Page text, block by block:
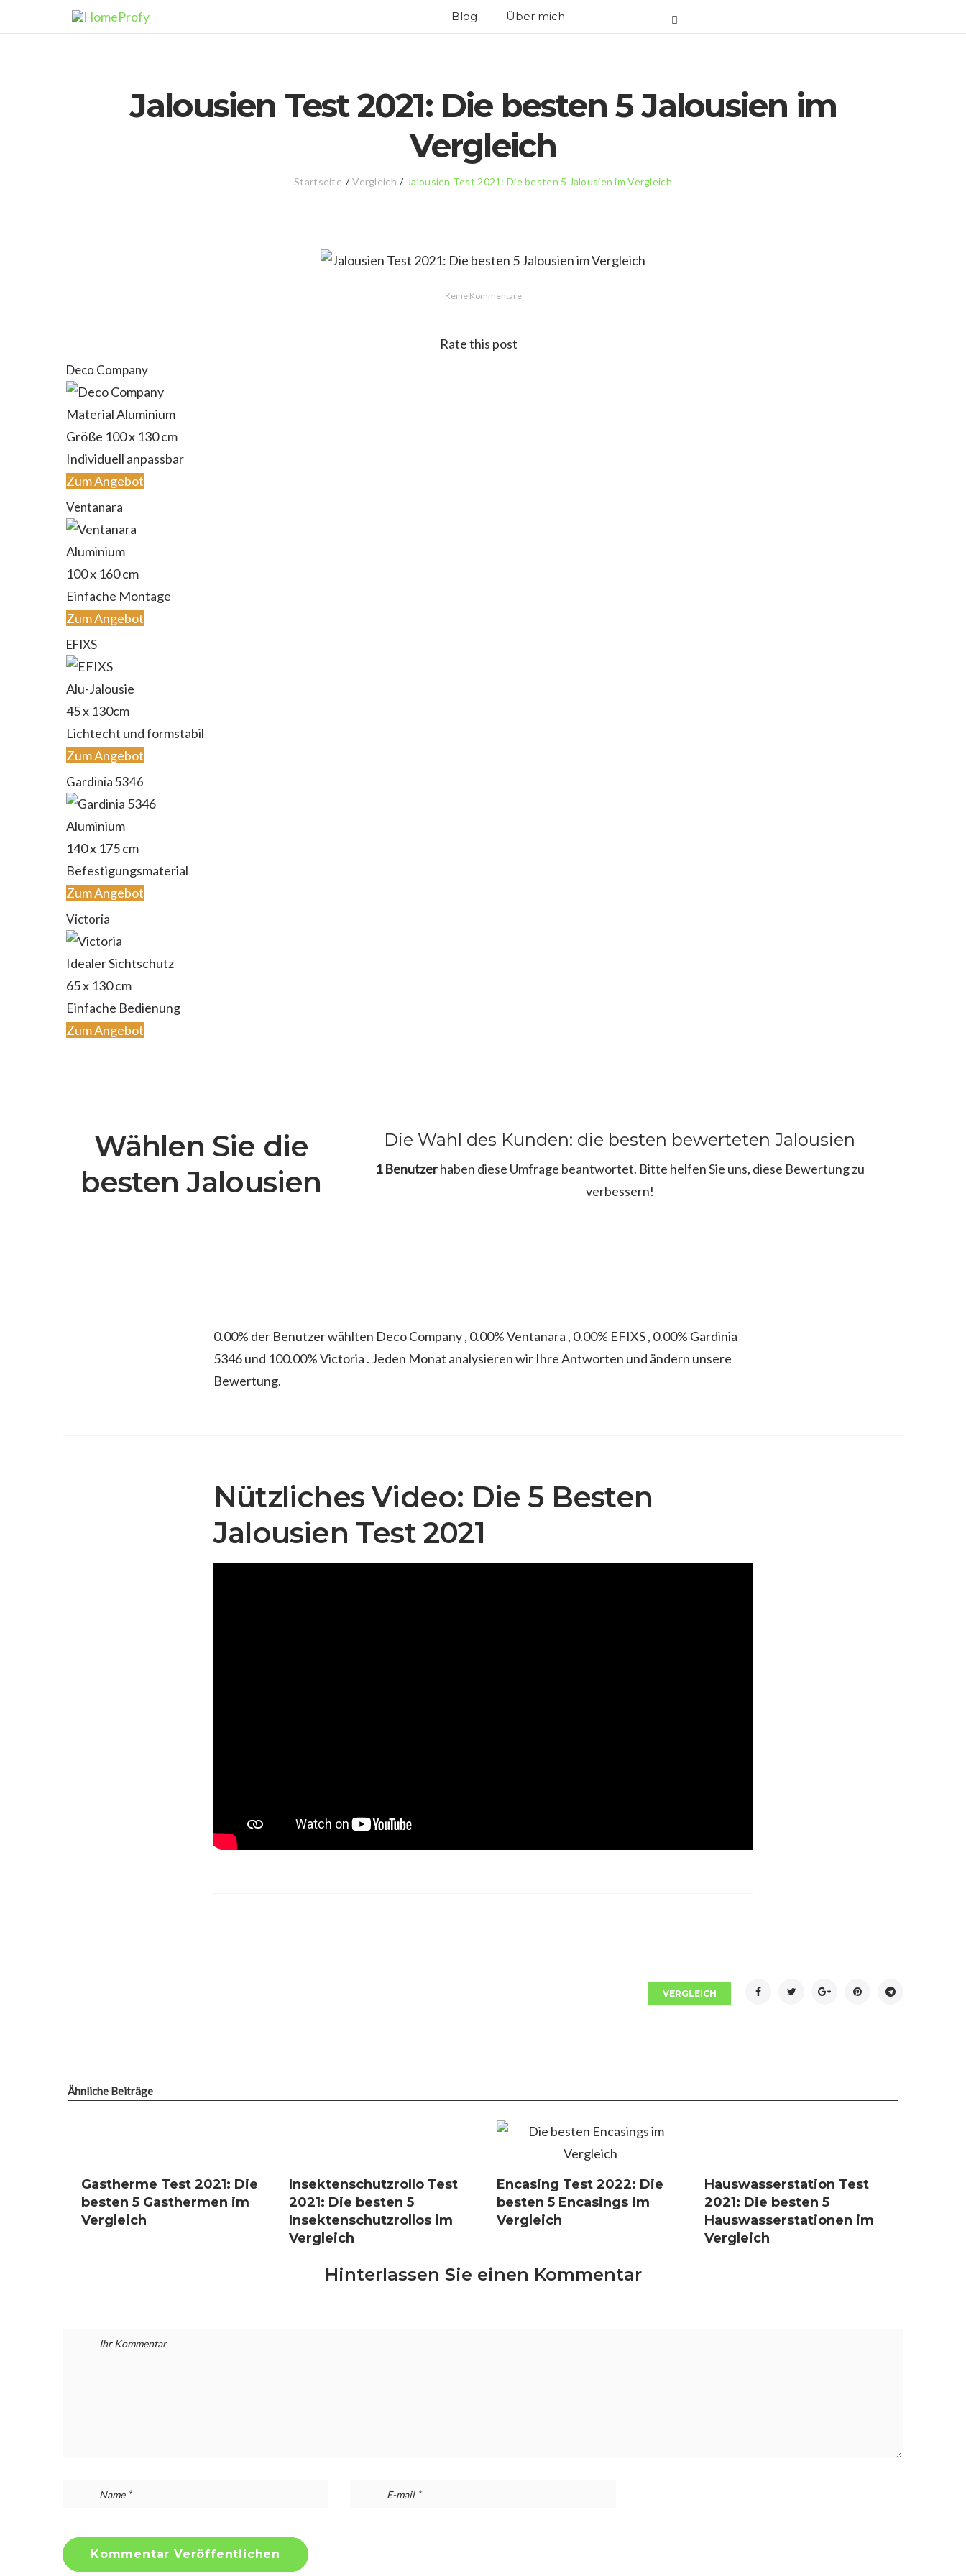
to
Blog Über mich
Jalousien Test 2021: Die besten 5 Jalousien im
Vergleich
Startseite / Vergleich / Jalousien Test 2021: Die besten 5 Jalousien im Vergleich
Keine Kommentare
Rate this post
Deco Company
Material Aluminium
Größe 100 x 130 cm
Individuell anpassbar
Zum Angebot
Ventanara
Aluminium
‎100 x 160 cm
Einfache Montage
Zum Angebot
EFIXS
Alu-Jalousie
45 x 130cm
Lichtecht und formstabil
Zum Angebot
Gardinia 5346
Aluminium
140 x 175 cm
Befestigungsmaterial
Zum Angebot
Victoria
Idealer Sichtschutz
65 x 130 cm
Einfache Bedienung
Zum Angebot
Wählen Sie die
besten Jalousien
Die Wahl des Kunden: die besten bewerteten Jalousien
1 Benutzerhaben diese Umfrage beantwortet. Bitte helfen Sie uns, diese Bewertung zu
verbessern!
0.00% der Benutzer wählten Deco Company , 0.00% Ventanara , 0.00% EFIXS , 0.00% Gardinia
5346 und 100.00% Victoria . Jeden Monat analysieren wir Ihre Antworten und ändern unsere
Bewertung.
Nützliches Video: Die 5 Besten
Jalousien Test 2021
VERGLEICH FacebookTwitterGoogle+PinterestTelegram
Ähnliche Beiträge
Gastherme Test 2021: Die
besten 5 Gasthermen im
Vergleich
Insektenschutzrollo Test
2021: Die besten 5
Insektenschutzrollos im
Vergleich
Encasing Test 2022: Die
besten 5 Encasings im
Vergleich
Hauswasserstation Test
2021: Die besten 5
Hauswasserstationen im
Vergleich
Hinterlassen Sie einen Kommentar